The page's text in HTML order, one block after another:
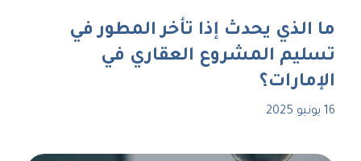
ما الذي يحدث إذا تأخر المطور في
تسليم المشروع العقاري في
الإمارات؟
16 يونيو 2025